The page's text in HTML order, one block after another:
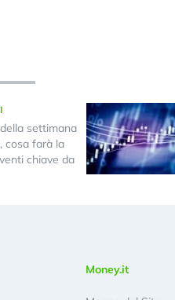
settimana
cosa farà la
chiave da
Money.it